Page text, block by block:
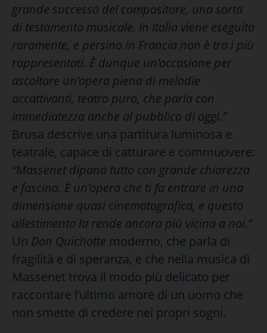
grande successo del compositore, una sorta
di testamento musicale. In Italia viene eseguito
raramente, e persino in Francia non è tra i più
rappresentati. È dunque un’occasione per
ascoltare un’opera piena di melodie
accattivanti, teatro puro, che parla con
immediatezza anche al pubblico di oggi.”
Brusa descrive una partitura luminosa e
teatrale, capace di catturare e commuovere:
“Massenet dipana tutto con grande chiarezza
e fascino. È un’opera che ti fa entrare in una
dimensione quasi cinematografica, e questo
allestimento la rende ancora più vicina a noi.”
Un Don Quichotte moderno, che parla di
fragilità e di speranza, e che nella musica di
Massenet trova il modo più delicato per
raccontare l’ultimo amore di un uomo che
non smette di credere nei propri sogni.